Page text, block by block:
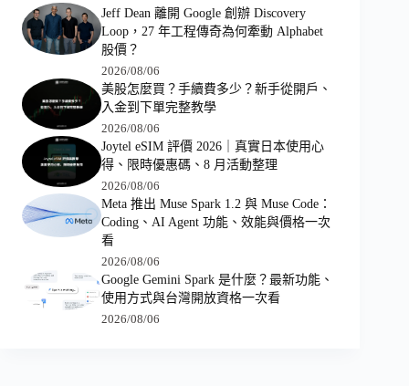
Jeff Dean 離開 Google 創辦 Discovery
Loop，27 年工程傳奇為何牽動 Alphabet
股價？
2026/08/06
美股怎麼買？手續費多少？新手從開戶、
入金到下單完整教學
2026/08/06
Joytel eSIM 評價 2026｜真實日本使用心
得、限時優惠碼、8 月活動整理
2026/08/06
Meta 推出 Muse Spark 1.2 與 Muse Code：
Coding、AI Agent 功能、效能與價格一次
看
2026/08/06
Google Gemini Spark 是什麼？最新功能、
使用方式與台灣開放資格一次看
2026/08/06